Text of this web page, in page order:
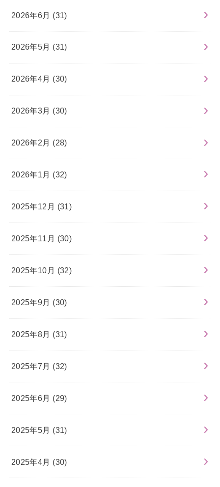
2026年6月 (31)
2026年5月 (31)
2026年4月 (30)
2026年3月 (30)
2026年2月 (28)
2026年1月 (32)
2025年12月 (31)
2025年11月 (30)
2025年10月 (32)
2025年9月 (30)
2025年8月 (31)
2025年7月 (32)
2025年6月 (29)
2025年5月 (31)
2025年4月 (30)